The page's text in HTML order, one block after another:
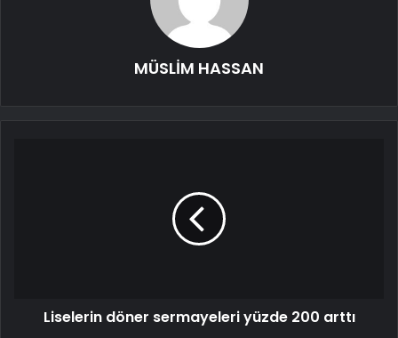
MÜSLİM HASSAN
Liselerin döner sermayeleri yüzde 200 arttı